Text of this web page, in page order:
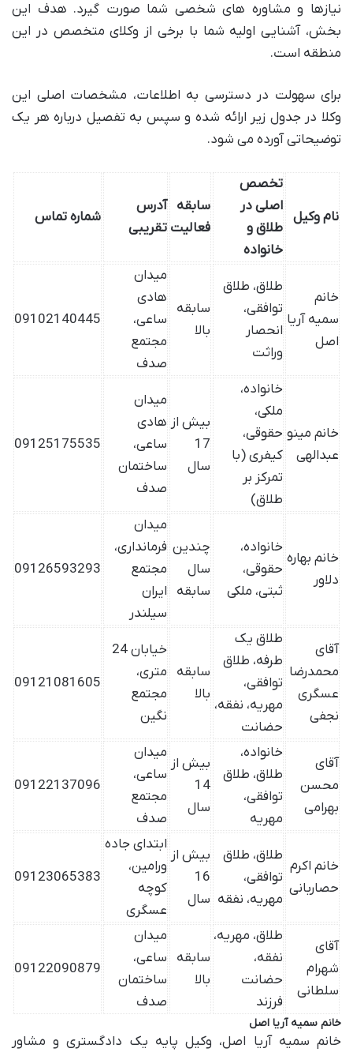
نیازها و مشاوره های شخصی شما صورت گیرد. هدف این
بخش، آشنایی اولیه شما با برخی از وکلای متخصص در این
منطقه است.
برای سهولت در دسترسی به اطلاعات، مشخصات اصلی این
وکلا در جدول زیر ارائه شده و سپس به تفصیل درباره هر یک
توضیحاتی آورده می شود.
نام وکیل
تخصص
اصلی در
طلاق و
خانواده
سابقه
فعالیت
آدرس
تقریبی
شماره تماس
خانم
سمیه آریا
اصل
طلاق، طلاق
توافقی،
انحصار
وراثت
سابقه
بالا
میدان
هادی
ساعی،
مجتمع
صدف
09102140445
خانم مینو
عبدالهی
خانواده،
ملکی،
حقوقی،
کیفری (با
تمرکز بر
طلاق)
بیش از
17
سال
میدان
هادی
ساعی،
ساختمان
صدف
09125175535
خانم بهاره
دلاور
خانواده،
حقوقی،
ثبتی، ملکی
چندین
سال
سابقه
میدان
فرمانداری،
مجتمع
ایران
سیلندر
09126593293
آقای
محمدرضا
عسگری
نجفی
طلاق یک
طرفه، طلاق
توافقی،
مهریه، نفقه،
حضانت
سابقه
بالا
خیابان 24
متری،
مجتمع
نگین
09121081605
آقای
محسن
بهرامی
خانواده،
طلاق، طلاق
توافقی،
مهریه
بیش از
14
سال
میدان
ساعی،
مجتمع
صدف
09122137096
خانم اکرم
حصاربانی
طلاق، طلاق
توافقی،
مهریه، نفقه
بیش از
16
سال
ابتدای جاده
ورامین،
کوچه
عسگری
09123065383
آقای
شهرام
سلطانی
طلاق، مهریه،
نفقه،
حضانت
فرزند
سابقه
بالا
میدان
ساعی،
ساختمان
صدف
09122090879
خانم سمیه آریا اصل
خانم سمیه آریا اصل، وکیل پایه یک دادگستری و مشاور